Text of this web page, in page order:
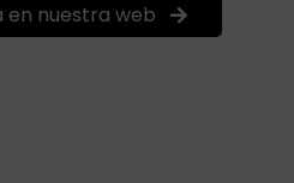
nuestra web